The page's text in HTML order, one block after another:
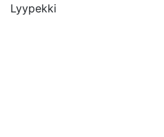
Lyypekki